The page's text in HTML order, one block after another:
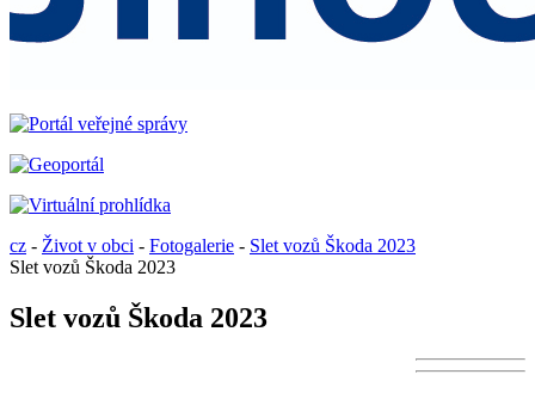
cz - Život v obci - Fotogalerie - Slet vozů Škoda 2023
Slet vozů Škoda 2023
Slet vozů Škoda 2023